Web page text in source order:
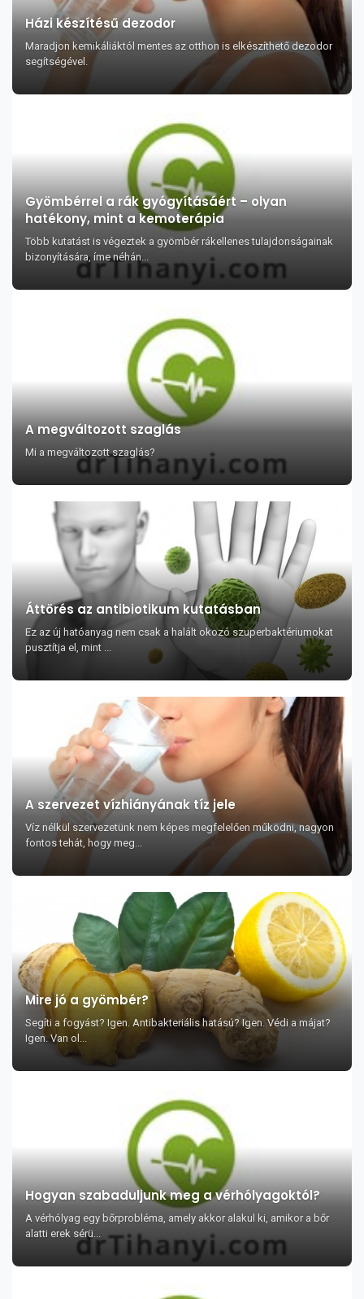
Házi készítésű dezodor
Maradjon kemikáliáktól mentes az otthon is elkészíthető dezodor
segítségével.
Gyömbérrel a rák gyógyításáért – olyan
hatékony, mint a kemoterápia
Több kutatást is végeztek a gyömbér rákellenes tulajdonságainak
bizonyítására, íme néhán...
A megváltozott szaglás
Mi a megváltozott szaglás?
Áttörés az antibiotikum kutatásban
Ez az új hatóanyag nem csak a halált okozó szuperbaktériumokat
pusztítja el, mint ...
A szervezet vízhiányának tíz jele
Víz nélkül szervezetünk nem képes megfelelően működni, nagyon
fontos tehát, hogy meg...
Mire jó a gyömbér?
Segíti a fogyást? Igen. Antibakteriális hatású? Igen. Védi a májat?
Igen. Van ol...
Hogyan szabaduljunk meg a vérhólyagoktól?
A vérhólyag egy bőrprobléma, amely akkor alakul ki, amikor a bőr
alatti erek sérü...